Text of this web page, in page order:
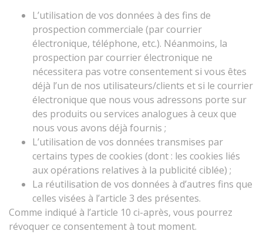
L’utilisation de vos données à des fins de
prospection commerciale (par courrier
électronique, téléphone, etc.). Néanmoins, la
prospection par courrier électronique ne
nécessitera pas votre consentement si vous êtes
déjà l’un de nos utilisateurs/clients et si le courrier
électronique que nous vous adressons porte sur
des produits ou services analogues à ceux que
nous vous avons déjà fournis ;
L’utilisation de vos données transmises par
certains types de cookies (dont : les cookies liés
aux opérations relatives à la publicité ciblée) ;
La réutilisation de vos données à d’autres fins que
celles visées à l’article 3 des présentes.
Comme indiqué à l’article 10 ci-après, vous pourrez
révoquer ce consentement à tout moment.